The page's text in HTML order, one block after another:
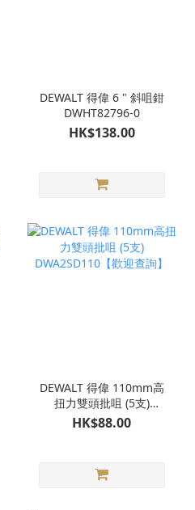
DEWALT 得偉 6 " 斜咀鉗
DWHT82796-0
HK$138.00
DEWALT 得偉 110mm高
扭力雙頭批咀 (5支)
DWA2SD110【歡迎查
詢】
HK$88.00